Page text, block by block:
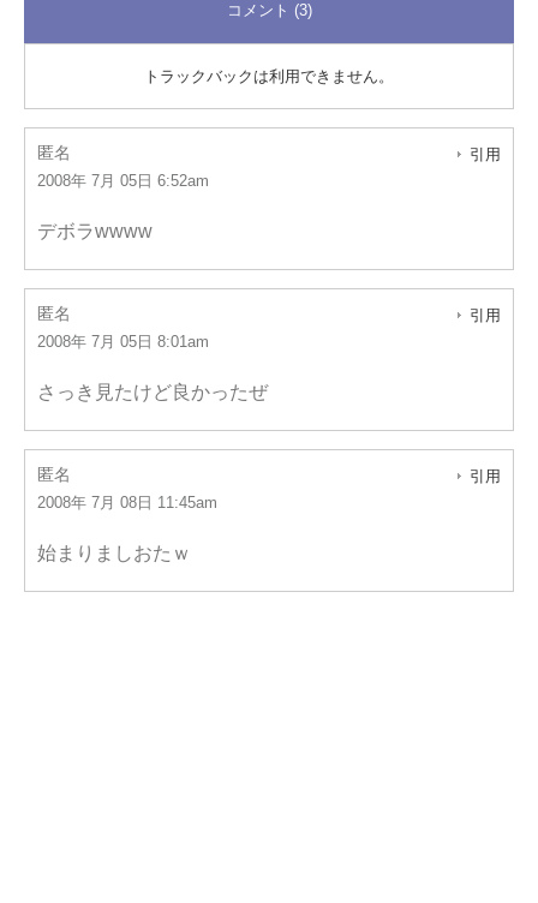
コメント (3)
トラックバックは利用できません。
匿名
2008年 7月 05日 6:52am
引用
デボラwwww
匿名
2008年 7月 05日 8:01am
引用
さっき見たけど良かったぜ
匿名
2008年 7月 08日 11:45am
引用
始まりましおたｗ